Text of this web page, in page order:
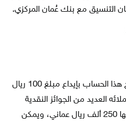
التنسيق مع بنك عُمان المركزي.
يمكن فتح هذا الحساب بإيداع مبلغ 100 ريال
العديد من الجوائز النقدية
الكبرى، والتي تبلغ قيمة كل منها 250 ألف ريال عماني، ويمكن